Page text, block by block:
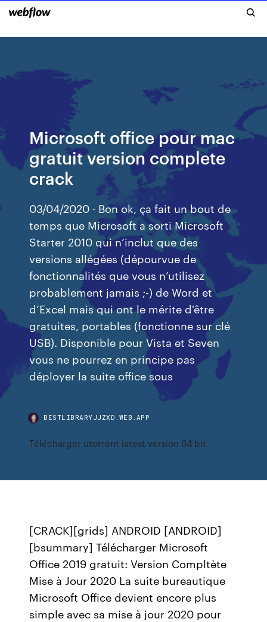
Microsoft office pour mac
gratuit version complete
crack
03/04/2020 · Bon ok, ça fait un bout de
temps que Microsoft a sorti Microsoft
Starter 2010 qui n’inclut que des
versions allégées (dépourvue de
fonctionnalités que vous n’utilisez
probablement jamais ;-) de Word et
d’Excel mais qui ont le mérite d'être
gratuites, portables (fonctionne sur clé
USB). Disponible pour Vista et Seven
vous ne pourrez en principe pas
déployer la suite office sous
BESTLIBRARYJJZXD.WEB.APP
Télécharger utorrent latest version 64 bit
[CRACK][grids] ANDROID [ANDROID]
[bsummary] Télécharger Microsoft
Office 2019 gratuit: Version Compltète
Mise à Jour 2020 La suite bureautique
Microsoft Office devient encore plus
simple avec sa mise à jour 2020 pour